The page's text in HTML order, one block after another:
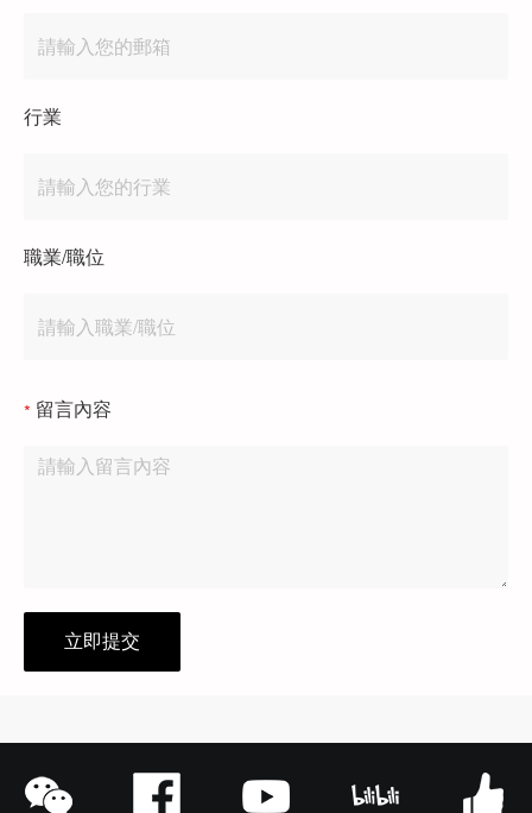
行業
職業/職位
留言內容
立即提交